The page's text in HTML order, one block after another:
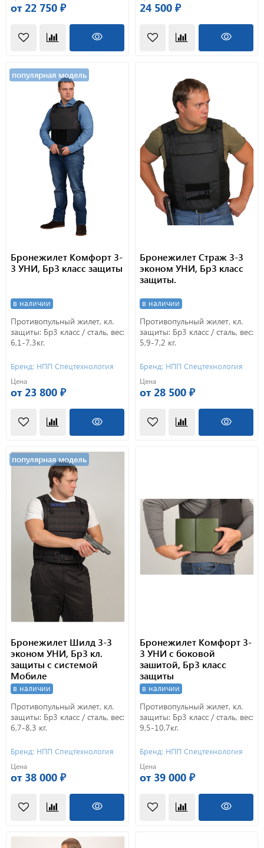
от 22 750 ₽ 24 500 ₽
популярная модель
Бронежилет Комфорт 3-
3 УНИ, Бр3 класс защиты
в наличии
Противопульный жилет, кл.
защиты: Бр3 класс / сталь, вес:
6,1-7,3кг.
Бренд: НПП Спецтехнология
Цена
от 23 800 ₽
Бронежилет Страж 3-3
эконом УНИ, Бр3 класс
защиты.
в наличии
Противопульный жилет, кл.
защиты: Бр3 класс / сталь, вес:
5,9-7,2 кг.
Бренд: НПП Спецтехнология
Цена
от 28 500 ₽
популярная модель
Бронежилет Шилд 3-3
эконом УНИ, Бр3 кл.
защиты с системой
Мобиле
в наличии
Противопульный жилет, кл.
защиты: Бр3 класс / сталь, вес:
6,7-8,3 кг.
Бренд: НПП Спецтехнология
Цена
от 38 000 ₽
Бронежилет Комфорт 3-
3 УНИ с боковой
зашитой, Бр3 класс
защиты
в наличии
Противопульный жилет, кл.
защиты: Бр3 класс / сталь, вес:
9,5-10,7кг.
Бренд: НПП Спецтехнология
Цена
от 39 000 ₽